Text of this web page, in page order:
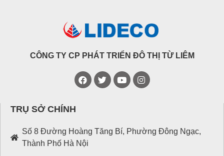
CÔNG TY CP PHÁT TRIỂN ĐÔ THỊ TỪ LIÊM
TRỤ SỞ CHÍNH
Số 8 Đường Hoàng Tăng Bí, Phường Đông Ngạc,
Thành Phố Hà Nội